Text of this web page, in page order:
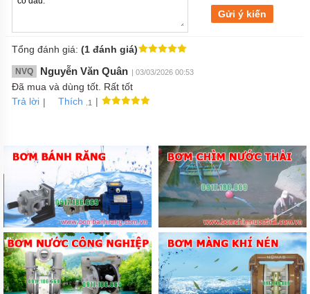
Gửi ý kiến
Tổng đánh giá: (1 đánh giá)
NVQ Nguyễn Văn Quân | 03/03/2026 00:53
Đã mua và dùng tốt. Rất tốt
Trả lời | Thích .1 |